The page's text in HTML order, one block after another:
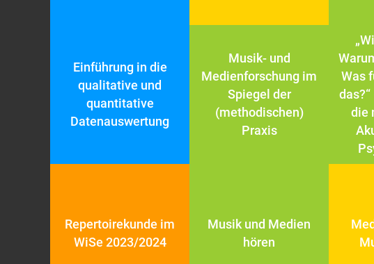
Einführung in die
qualitative und
quantitative
Datenauswertung
Musik- und
Medienforschung im
Spiegel der
(methodischen)
Praxis
Was
die
Repertoirekunde im
WiSe 2023/2024
Musik und Medien
hören